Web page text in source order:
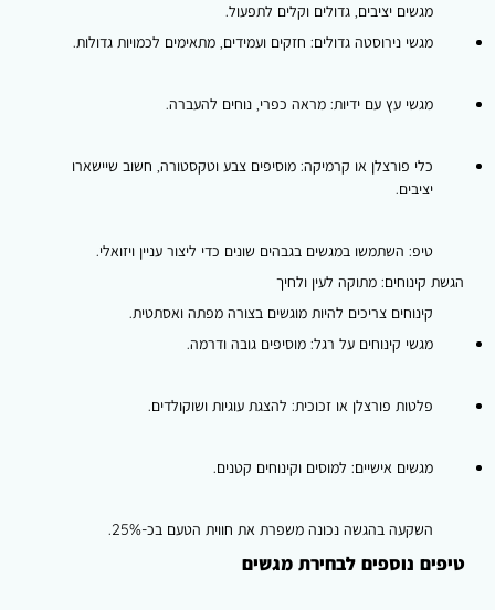
מגשים יציבים, גדולים וקלים לתפעול.
מגשי נירוסטה גדולים: חזקים ועמידים, מתאימים לכמויות גדולות.
מגשי עץ עם ידיות: מראה כפרי, נוחים להעברה.
כלי פורצלן או קרמיקה: מוסיפים צבע וטקסטורה, חשוב שיישארו
יציבים.
טיפ: השתמשו במגשים בגבהים שונים כדי ליצור עניין ויזואלי.
הגשת קינוחים: מתוקה לעין ולחיך
קינוחים צריכים להיות מוגשים בצורה מפתה ואסתטית.
מגשי קינוחים על רגל: מוסיפים גובה ודרמה.
פלטות פורצלן או זכוכית: להצגת עוגיות ושוקולדים.
מגשים אישיים: למוסים וקינוחים קטנים.
השקעה בהגשה נכונה משפרת את חווית הטעם בכ-25%.
טיפים נוספים לבחירת מגשים